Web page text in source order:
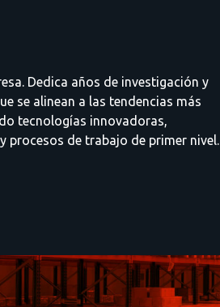
Dedica años de investigación y
se alinean a las tendencias más
tecnologías innovadoras,
procesos de trabajo de primer nivel.